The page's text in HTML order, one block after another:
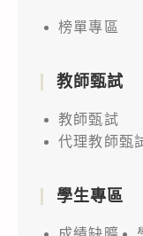
榜單專區
教師甄試
教師甄試
代理教師甄
學生專區